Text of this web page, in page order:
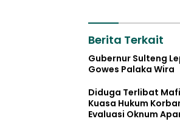
Berita Terkait
Gubernur Sulteng
Gowes Palaka Wira
Diduga Terlibat
Kuasa Hukum
Evaluasi Oknum